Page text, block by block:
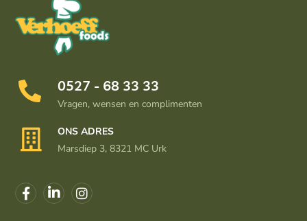
0527 - 68 33 33
Vragen, wensen en complimenten
ONS ADRES
Marsdiep 3, 8321 MC Urk